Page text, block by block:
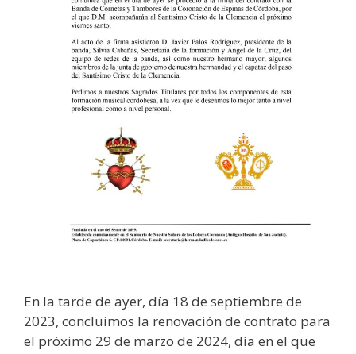
En la tarde de ayer, día 18 de septiembre de
2023, concluimos la renovación de contrato para
el próximo 29 de marzo de 2024, día en el que